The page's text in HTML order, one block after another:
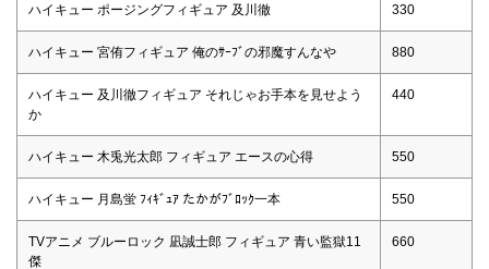
ハイキュー ポージングフィギュア 及川徹 330
ハイキュー 宮侑フィギュア 俺のｻｰﾌﾞの邪魔すんなや 880
ハイキュー 及川徹フィギュア それじゃお手本を見せよう
か
440
ハイキュー 木兎光太郎 フィギュア エースの心得 550
ハイキュー 月島蛍 ﾌｨｷﾞｭｱ たかがﾌﾞﾛｯｸ一本 550
TVアニメ ブルーロック 凪誠士郎 フィギュア 青い監獄11
傑
660